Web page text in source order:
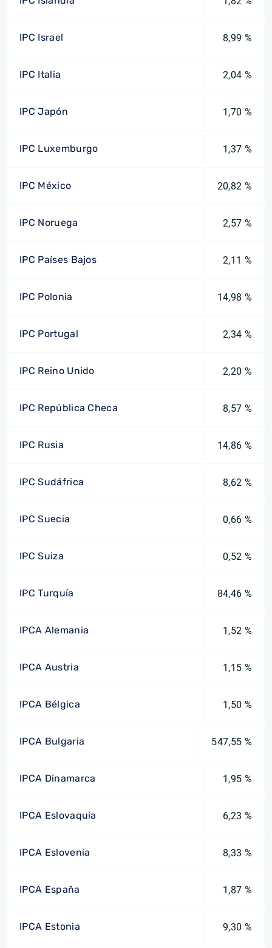
IPC Israel 8,99 %
IPC Italia 2,04 %
IPC Japón 1,70 %
IPC Luxemburgo 1,37 %
IPC México 20,82 %
IPC Noruega 2,57 %
IPC Países Bajos 2,11 %
IPC Polonia 14,98 %
IPC Portugal 2,34 %
IPC Reino Unido 2,20 %
IPC República Checa 8,57 %
IPC Rusia 14,86 %
IPC Sudáfrica 8,62 %
IPC Suecia 0,66 %
IPC Suiza 0,52 %
IPC Turquía 84,46 %
IPCA Alemania 1,52 %
IPCA Austria 1,15 %
IPCA Bélgica 1,50 %
IPCA Bulgaria 547,55 %
IPCA Dinamarca 1,95 %
IPCA Eslovaquia 6,23 %
IPCA Eslovenia 8,33 %
IPCA España 1,87 %
IPCA Estonia 9,30 %